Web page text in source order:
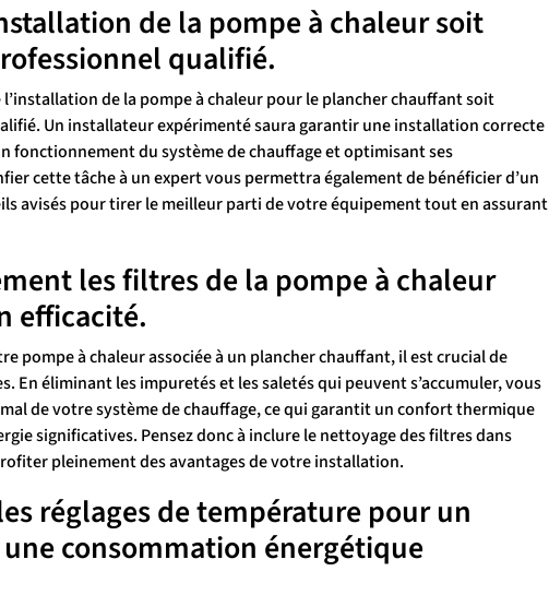
de la pompe à chaleur soit
qualifié.
l’installation de la pompe à chaleur pour le plancher chauffant soit
Un installateur expérimenté saura garantir une installation correcte
fonctionnement du système de chauffage et optimisant ses
cette tâche à un expert vous permettra également de bénéficier d’un
avisés pour tirer le meilleur parti de votre équipement tout en assurant
les filtres de la pompe à chaleur
efficacité.
pompe à chaleur associée à un plancher chauffant, il est crucial de
En éliminant les impuretés et les saletés qui peuvent s’accumuler, vous
de votre système de chauffage, ce qui garantit un confort thermique
significatives. Pensez donc à inclure le nettoyage des filtres dans
pleinement des avantages de votre installation.
réglages de température pour un
consommation énergétique